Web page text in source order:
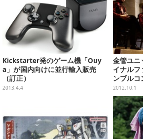
Kickstarter発のゲーム機「Ouy
a」が国内向けに並行輸入販売
（訂正）
2013.4.4
金管ユニ
イナル
ンブルコ
2012.10.1